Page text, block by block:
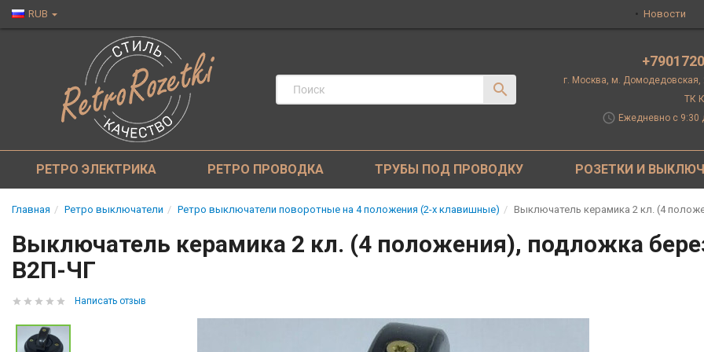
RUB Новости
г. Москва, м.
ТК
schedule Ежедневно с 9:30
РЕТРО ЭЛЕКТРИКА РЕТРО ПРОВОДКА ТРУБЫ ПОД ПРОВОДКУ РОЗЕТКИ И
Главная Ретро выключатели Ретро выключатели поворотные на 4 положения (2-х клавишные) Выключатель керамика 2 кл. (4
Выключатель керамика 2 кл. (4 положения), подложка
В2П-ЧГ
Написать отзыв